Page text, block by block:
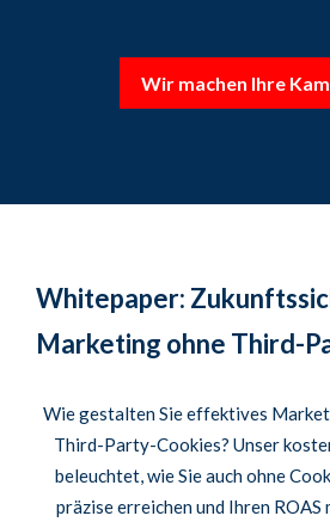
Wir machen Ihre
Whitepaper:
Marketing ohne Third-
Wie gestalten Sie effektives
Third-Party-Cookies? Unser
beleuchtet, wie Sie auch ohne
präzise erreichen und Ihren ROAS